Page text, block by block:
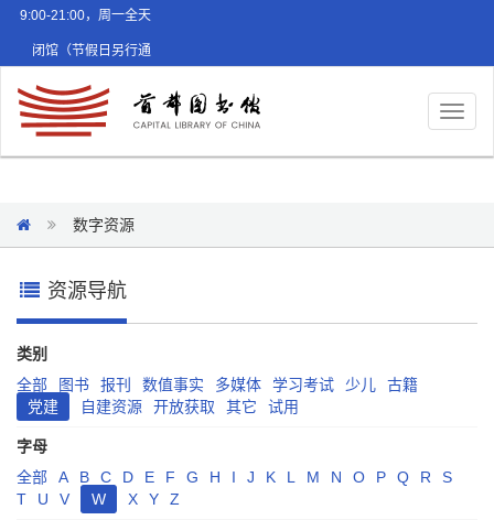
9:00-21:00，周一全天
闭馆（节假日另行通
数字资源
资源导航
类别
全部
图书 报刊 数值事实 多媒体 学习考试 少儿
古籍
党建
自建资源 开放获取 其它 试用
字母
全部
A B C D E F G H I J K L M N O P Q R
S
T
U V W X Y Z